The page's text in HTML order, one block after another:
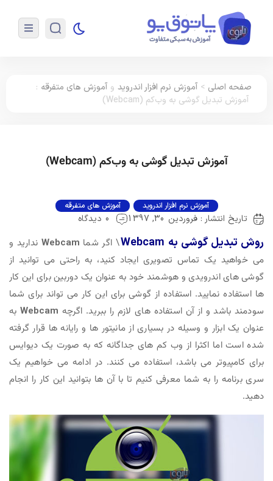
صفحه اصلی > آموزش نرم افزار اندروید و آموزش های متفرقه :
آموزش تبدیل گوشی به وب‌کم (Webcam)
آموزش تبدیل گوشی به وب‌کم (Webcam)
آموزش نرم افزار اندروید آموزش های متفرقه
تاریخ انتشار : فروردین 30, 1397 0 دیدگاه
روش تبدیل گوشی به Webcam \ اگر شما Webcam ندارید و
می خواهید یک تماس تصویری ایجاد کنید، به راحتی می توانید از
گوشی های اندرویدی و هوشمند خود به عنوان یک دوربین برای این کار
ها استفاده نمایید. استفاده از گوشی برای این کار می تواند برای شما
سودمند باشد و از آن استفاده های لازم را ببرید. اگرچه Webcamبه
عنوان یک ابزار و وسیله در بسیاری از مانیتور ها و رایانه ها قرار گرفته
شده است اما اکثرا از وب کم های جداگانه که به صورت یک دیوایس
برای کامپیوتر می باشد، استفاده می کنند. در ادامه می خواهیم یک
سری برنامه را به شما معرفی کنیم تا با آن ها بتوانید این کار را انجام
دهید.